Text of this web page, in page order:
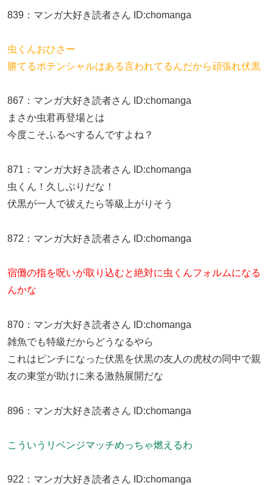
839 ： マンガ大好き読者さん ID:chomanga
虫くんおひさー
勝てるポテンシャルはある言われてるんだから頑張れ伏黒
867 ： マンガ大好き読者さん ID:chomanga
まさか虫君再登場とは
今度こそふるべするんですよね？
871 ： マンガ大好き読者さん ID:chomanga
虫くん！久しぶりだな！
伏黒が一人で祓えたら等級上がりそう
872 ： マンガ大好き読者さん ID:chomanga
宿儺の指を呪いが取り込むと絶対に虫くんフォルムになる
んかな
870 ： マンガ大好き読者さん ID:chomanga
雑魚でも特級だからどうなるやら
これはピンチになった伏黒を伏黒の友人の虎杖の同中で親
友の東堂が助けに来る激熱展開だな
896 ： マンガ大好き読者さん ID:chomanga
こういうリベンジマッチめっちゃ燃えるわ
922 ： マンガ大好き読者さん ID:chomanga